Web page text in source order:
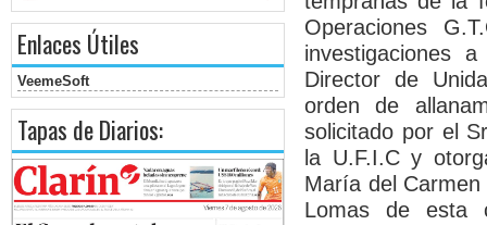
Enlaces Útiles
VeemeSoft
Tapas de Diarios:
Operaciones
investigaciones
Director de
orden de
solicitado por el
la U.F.I.C y
María del
Lomas de esta